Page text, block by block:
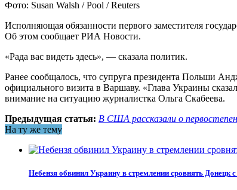
Фото: Susan Walsh / Pool / Reuters
Исполняющая обязанности первого заместителя
Об этом сообщает РИА Новости.
«Рада вас видеть здесь», — сказала политик.
Ранее сообщалось, что супруга президента Польши
официального визита в Варшаву. «Глава Украины
внимание на ситуацию журналистка Ольга Скабеева.
Предыдущая статья: В США рассказали о
На ту же тему
Небензя обвинил Украину в стремлении сровнять Донецк с